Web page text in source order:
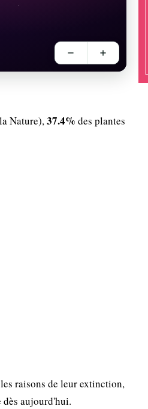
Nature),37.4% des plantes
raisons de leur extinction,
dès aujourd'hui.